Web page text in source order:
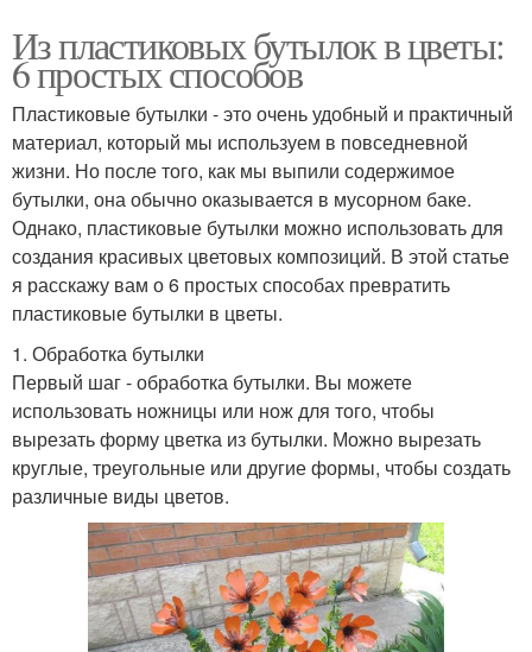
Из пластиковых бутылок в цветы:
6 простых способов
Пластиковые бутылки - это очень удобный и практичный
материал, который мы используем в повседневной
жизни. Но после того, как мы выпили содержимое
бутылки, она обычно оказывается в мусорном баке.
Однако, пластиковые бутылки можно использовать для
создания красивых цветовых композиций. В этой статье
я расскажу вам о 6 простых способах превратить
пластиковые бутылки в цветы.
1. Обработка бутылки
Первый шаг - обработка бутылки. Вы можете
использовать ножницы или нож для того, чтобы
вырезать форму цветка из бутылки. Можно вырезать
круглые, треугольные или другие формы, чтобы создать
различные виды цветов.